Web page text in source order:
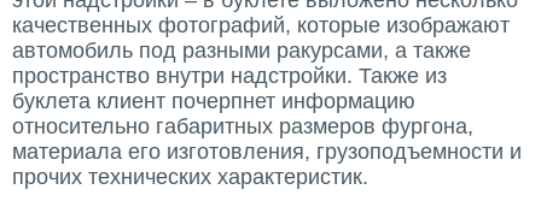
качественных фотографий, которые изображают
автомобиль под разными ракурсами, а также
пространство внутри надстройки. Также из
буклета клиент почерпнет информацию
относительно габаритных размеров фургона,
материала его изготовления, грузоподъемности и
прочих технических характеристик.